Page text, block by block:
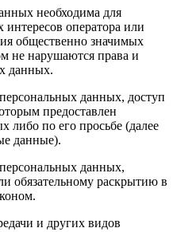
необходима для
оператора или
общественно значимых
не нарушаются права и
данных.
данных, доступ
предоставлен
либо по его просьбе (далее
данные).
данных,
обязательному раскрытию в
и других видов